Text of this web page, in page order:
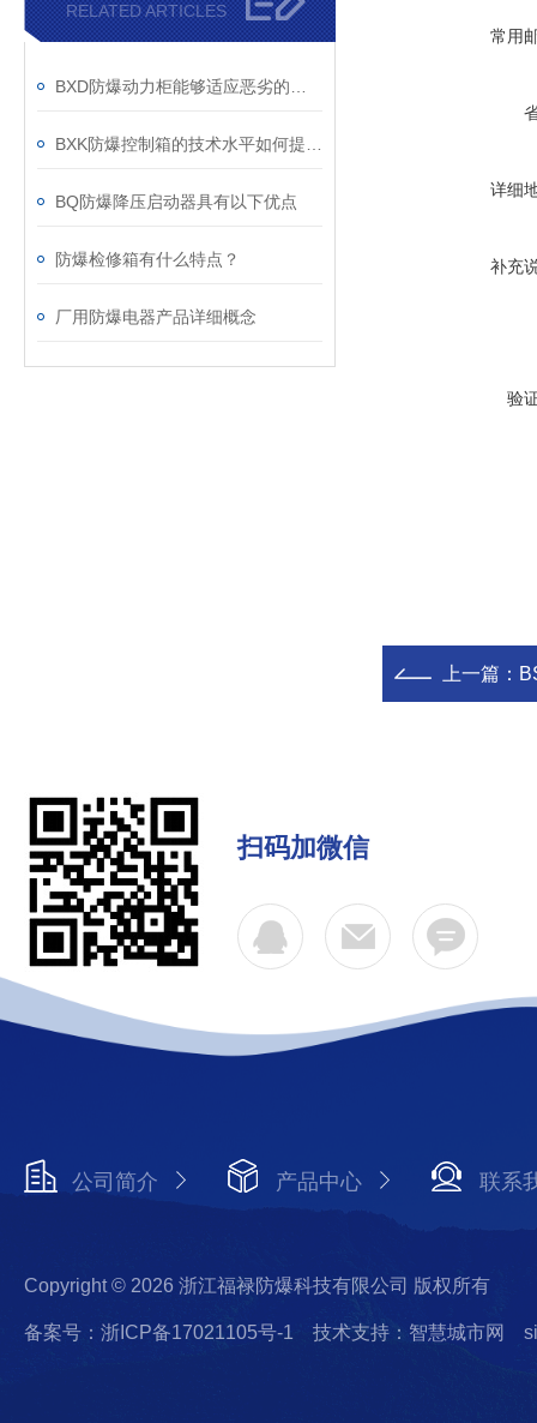
RELATED ARTICLES
BQ防爆降压启动器具有以下优点
防爆检修箱有什么特点？
厂用防爆电器产品详细概念
常用
详细
补充
验
上一篇：
扫码加微信
公司简介 产品中心 联系
Copyright © 2026 浙江福禄防爆科技有限公司 版权所有
备案号：浙ICP备17021105号-1 技术支持：智慧城市网